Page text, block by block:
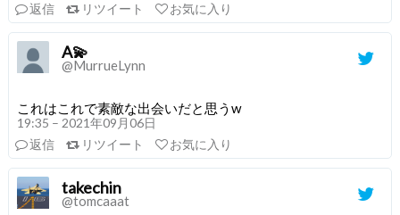
返信
リツイート お気に入り
A💫
@MurrueLynn
これはこれで素敵な出会いだと思うw
19:35 – 2021年09月06日
返信
リツイート お気に入り
takechin
@tomcaaat